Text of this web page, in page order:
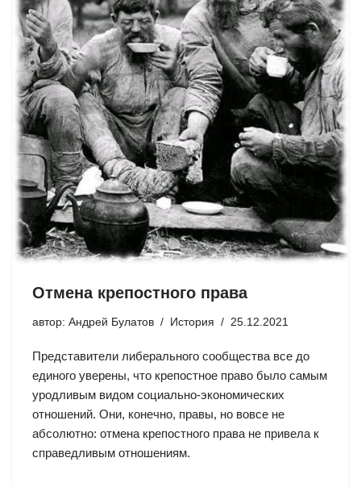
Отмена крепостного права
автор: Андрей Булатов История 25.12.2021
Представители либерального сообщества все до
единого уверены, что крепостное право было самым
уродливым видом социально-экономических
отношений. Они, конечно, правы, но вовсе не
абсолютно: отмена крепостного права не привела к
справедливым отношениям.